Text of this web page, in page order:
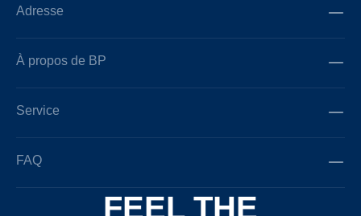
Adresse
À propos de BP
Service
FAQ
FEEL THE